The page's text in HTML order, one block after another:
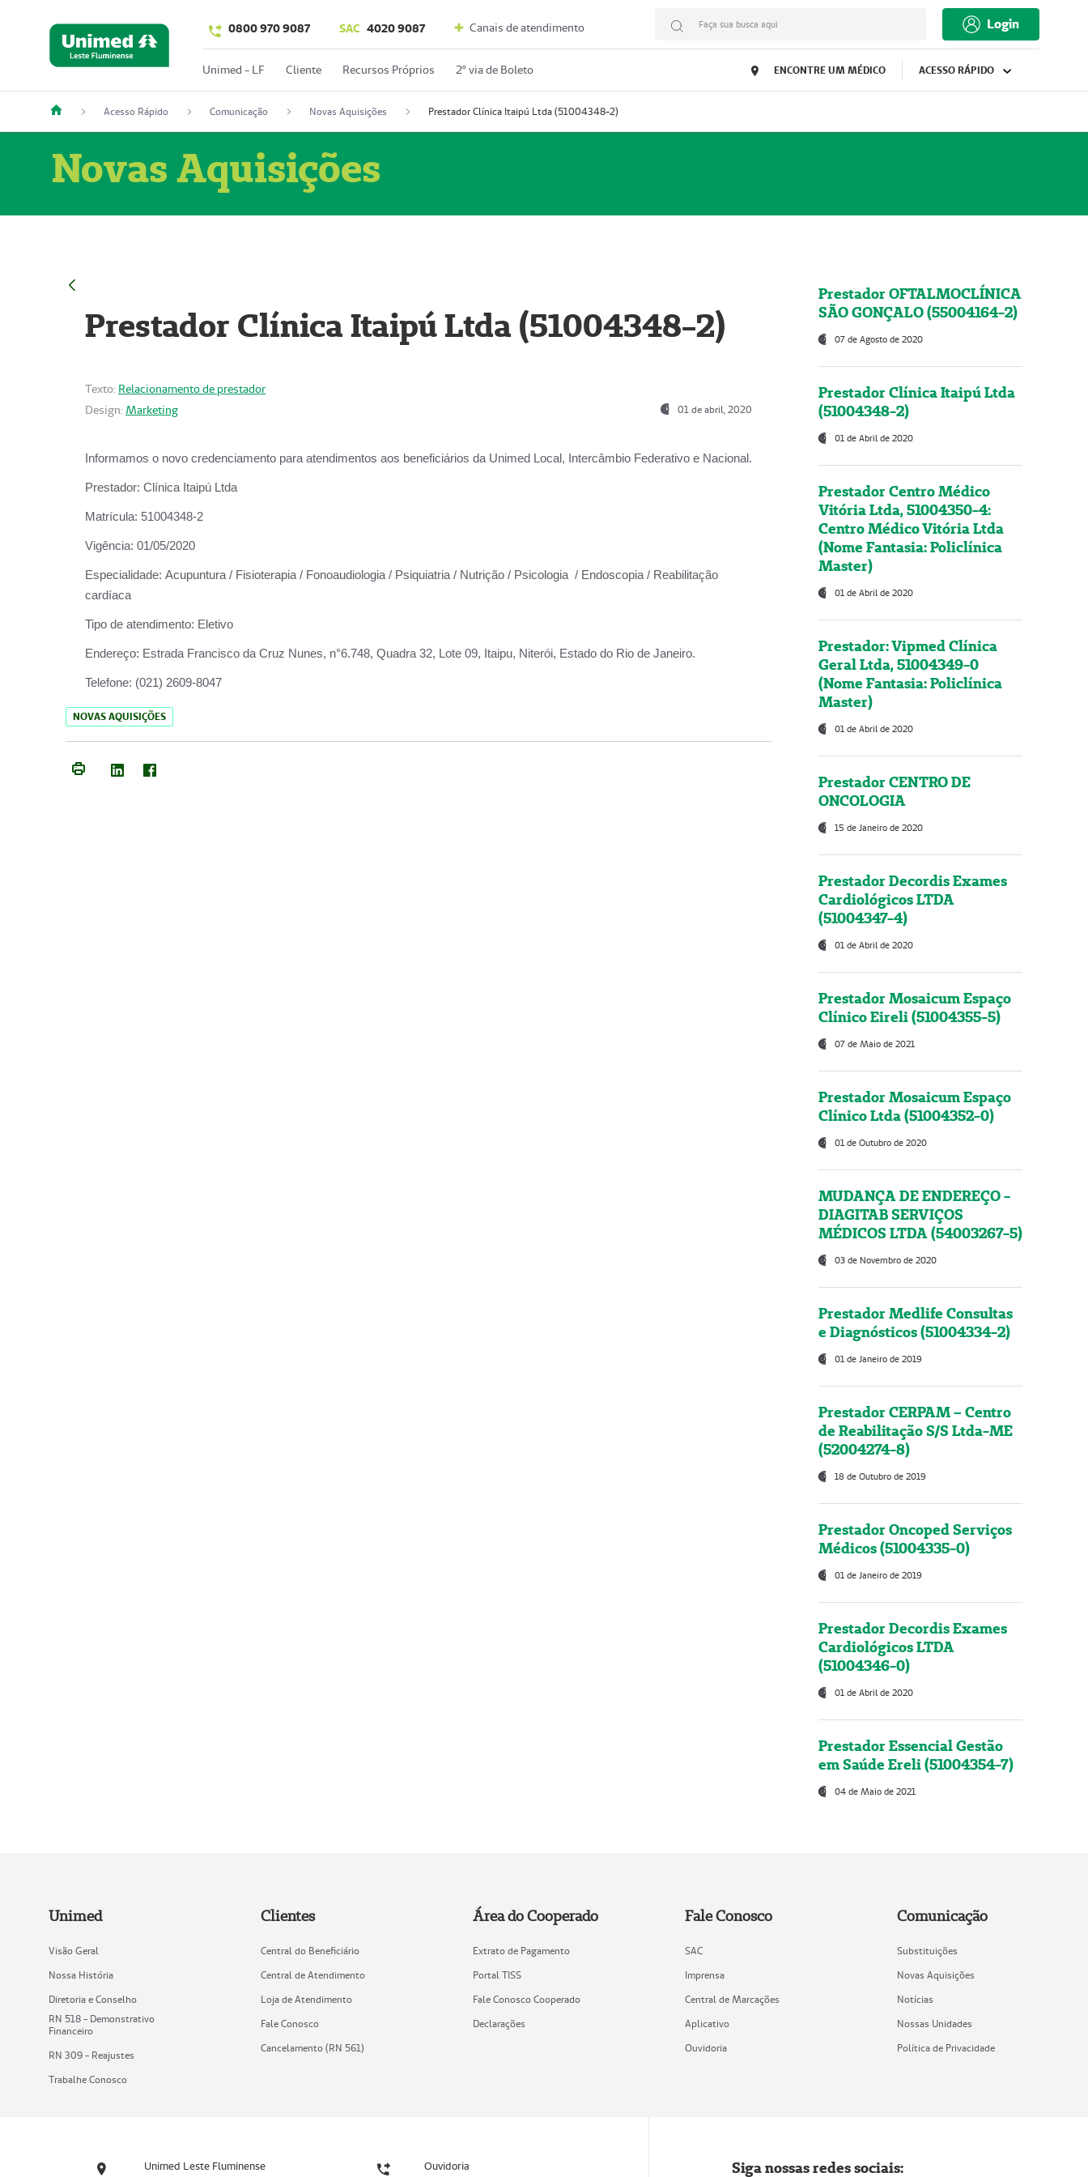
0800 970 9087 SAC 4020 9087 Canais de atendimento Faça sua busca aqui Login
Unimed - LF Cliente Recursos Próprios 2º via de Boleto ENCONTRE UM MÉDICO ACESSO RÁPIDO
Acesso Rápido Comunicação Novas Aquisições Prestador Clínica Itaipú Ltda (51004348-2)
Novas Aquisições
Prestador Clínica Itaipú Ltda (51004348-2)
Texto: Relacionamento de prestador
Design: Marketing 01 de abril, 2020
Informamos o novo credenciamento para atendimentos aos beneficiários da Unimed Local, Intercâmbio Federativo e Nacional.
Prestador: Clínica Itaipú Ltda
Matrícula: 51004348-2
Vigência: 01/05/2020
Especialidade: Acupuntura / Fisioterapia / Fonoaudiologia / Psiquiatria / Nutrição / Psicologia / Endoscopia / Reabilitação
cardíaca
Tipo de atendimento: Eletivo
Endereço: Estrada Francisco da Cruz Nunes, n°6.748, Quadra 32, Lote 09, Itaipu, Niterói, Estado do Rio de Janeiro.
Telefone: (021) 2609-8047
NOVAS AQUISIÇÕES
Prestador OFTALMOCLÍNICA
SÃO GONÇALO (55004164-2)
07 de Agosto de 2020
Prestador Clínica Itaipú Ltda
(51004348-2)
01 de Abril de 2020
Prestador Centro Médico
Vitória Ltda, 51004350-4:
Centro Médico Vitória Ltda
(Nome Fantasia: Policlínica
Master)
01 de Abril de 2020
Prestador: Vipmed Clínica
Geral Ltda, 51004349-0
(Nome Fantasia: Policlínica
Master)
01 de Abril de 2020
Prestador CENTRO DE
ONCOLOGIA
15 de Janeiro de 2020
Prestador Decordis Exames
Cardiológicos LTDA
(51004347-4)
01 de Abril de 2020
Prestador Mosaicum Espaço
Clínico Eireli (51004355-5)
07 de Maio de 2021
Prestador Mosaicum Espaço
Clínico Ltda (51004352-0)
01 de Outubro de 2020
MUDANÇA DE ENDEREÇO -
DIAGITAB SERVIÇOS
MÉDICOS LTDA (54003267-5)
03 de Novembro de 2020
Prestador Medlife Consultas
e Diagnósticos (51004334-2)
01 de Janeiro de 2019
Prestador CERPAM – Centro
de Reabilitação S/S Ltda-ME
(52004274-8)
18 de Outubro de 2019
Prestador Oncoped Serviços
Médicos (51004335-0)
01 de Janeiro de 2019
Prestador Decordis Exames
Cardiológicos LTDA
(51004346-0)
01 de Abril de 2020
Prestador Essencial Gestão
em Saúde Ereli (51004354-7)
04 de Maio de 2021
Unimed
Visão Geral
Nossa História
Diretoria e Conselho
RN 518 - Demonstrativo
Financeiro
RN 309 - Reajustes
Trabalhe Conosco
Clientes
Central do Beneficiário
Central de Atendimento
Loja de Atendimento
Fale Conosco
Cancelamento (RN 561)
Área do Cooperado
Extrato de Pagamento
Portal TISS
Fale Conosco Cooperado
Declarações
Fale Conosco
SAC
Imprensa
Central de Marcações
Aplicativo
Ouvidoria
Comunicação
Substituições
Novas Aquisições
Notícias
Nossas Unidades
Política de Privacidade
Unimed Leste Fluminense Ouvidoria Siga nossas redes sociais: